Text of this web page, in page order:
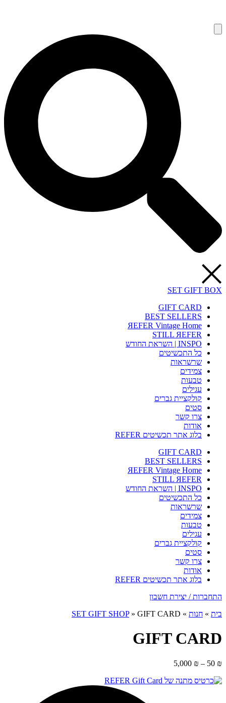
SET GIFT BOX
GIFT CARD
BEST SELLERS
ЯEFER Vintage Home
STILL ЯEFER
INSPO | השראת החודש
כל התכשיטים
שרשראות
צמידים
טבעות
עגילים
קולקציית גברים
סטים
צרו קשר
אודות
בלוג אתר תכשיטים REFER
GIFT CARD
BEST SELLERS
ЯEFER Vintage Home
STILL ЯEFER
INSPO | השראת החודש
כל התכשיטים
שרשראות
צמידים
טבעות
עגילים
קולקציית גברים
סטים
צרו קשר
אודות
בלוג אתר תכשיטים REFER
התחברות / יצירת חשבון
בית » חנות »
SET GIFT SHOP» GIFT CARD
GIFT CARD
50 ₪
–
5,000 ₪
50 ₪